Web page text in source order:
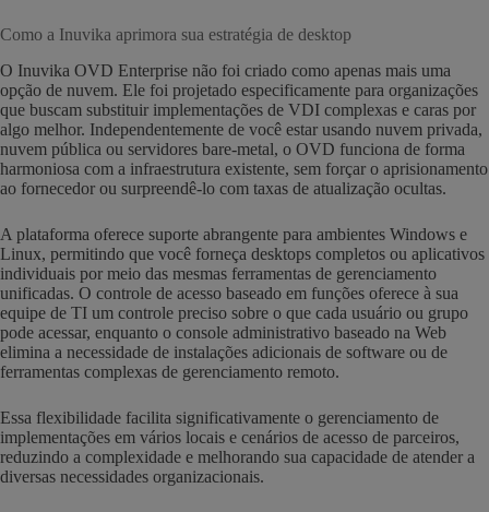
Como a Inuvika aprimora sua estratégia de desktop
O Inuvika OVD Enterprise não foi criado como apenas mais uma
opção de nuvem. Ele foi projetado especificamente para organizações
que buscam substituir implementações de VDI complexas e caras por
algo melhor. Independentemente de você estar usando nuvem privada,
nuvem pública ou servidores bare-metal, o OVD funciona de forma
harmoniosa com a infraestrutura existente, sem forçar o aprisionamento
ao fornecedor ou surpreendê-lo com taxas de atualização ocultas.
A plataforma oferece suporte abrangente para ambientes Windows e
Linux, permitindo que você forneça desktops completos ou aplicativos
individuais por meio das mesmas ferramentas de gerenciamento
unificadas. O controle de acesso baseado em funções oferece à sua
equipe de TI um controle preciso sobre o que cada usuário ou grupo
pode acessar, enquanto o console administrativo baseado na Web
elimina a necessidade de instalações adicionais de software ou de
ferramentas complexas de gerenciamento remoto.
Essa flexibilidade facilita significativamente o gerenciamento de
implementações em vários locais e cenários de acesso de parceiros,
reduzindo a complexidade e melhorando sua capacidade de atender a
diversas necessidades organizacionais.